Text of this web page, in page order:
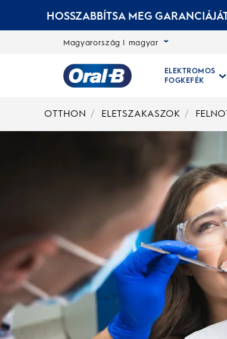
HOSSZABBÍTSA MEG
Magyarország | magyar
Kezdőoldal
ELEKTROMOS
FOGKEFÉK
OTTHON ELETSZAKASZOK